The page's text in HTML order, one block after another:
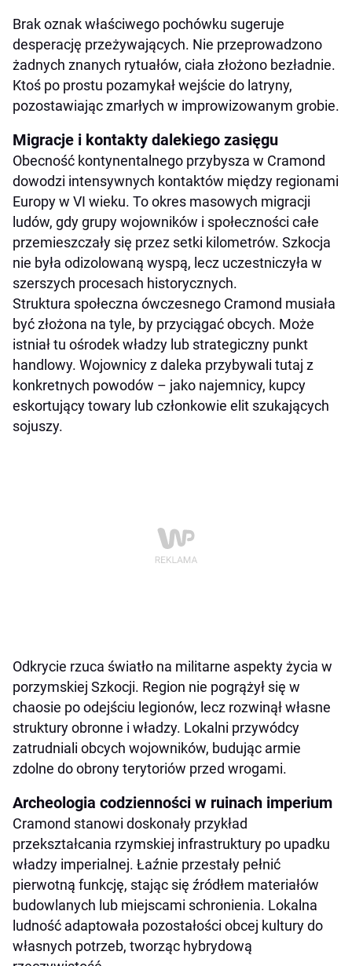
Brak oznak właściwego pochówku sugeruje
desperację przeżywających. Nie przeprowadzono
żadnych znanych rytuałów, ciała złożono bezładnie.
Ktoś po prostu pozamykał wejście do latryny,
pozostawiając zmarłych w improwizowanym grobie.
Migracje i kontakty dalekiego zasięgu
Obecność kontynentalnego przybysza w Cramond
dowodzi intensywnych kontaktów między regionami
Europy w VI wieku. To okres masowych migracji
ludów, gdy grupy wojowników i społeczności całe
przemieszczały się przez setki kilometrów. Szkocja
nie była odizolowaną wyspą, lecz uczestniczyła w
szerszych procesach historycznych.
Struktura społeczna ówczesnego Cramond musiała
być złożona na tyle, by przyciągać obcych. Może
istniał tu ośrodek władzy lub strategiczny punkt
handlowy. Wojownicy z daleka przybywali tutaj z
konkretnych powodów – jako najemnicy, kupcy
eskortujący towary lub członkowie elit szukających
sojuszy.
Odkrycie rzuca światło na militarne aspekty życia w
porzymskiej Szkocji. Region nie pogrążył się w
chaosie po odejściu legionów, lecz rozwinął własne
struktury obronne i władzy. Lokalni przywódcy
zatrudniali obcych wojowników, budując armie
zdolne do obrony terytoriów przed wrogami.
Archeologia codzienności w ruinach imperium
Cramond stanowi doskonały przykład
przekształcania rzymskiej infrastruktury po upadku
władzy imperialnej. Łaźnie przestały pełnić
pierwotną funkcję, stając się źródłem materiałów
budowlanych lub miejscami schronienia. Lokalna
ludność adaptowała pozostałości obcej kultury do
własnych potrzeb, tworząc hybrydową